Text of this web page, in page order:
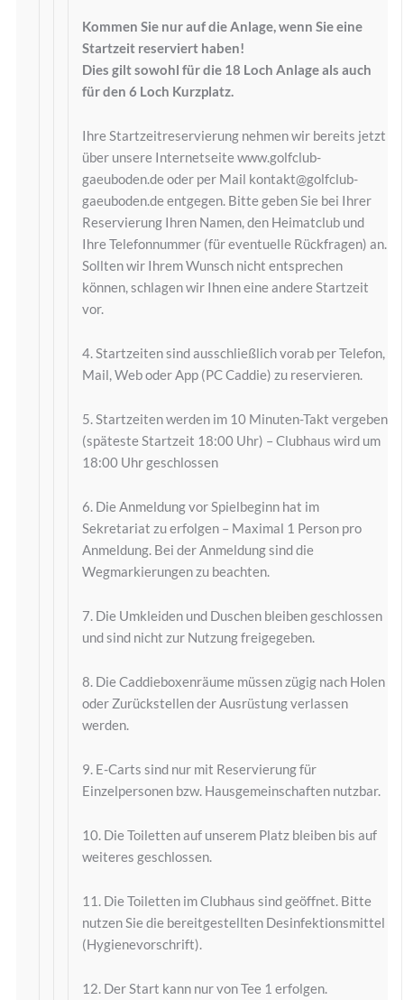
Kommen Sie nur auf die Anlage, wenn Sie eine
Startzeit reserviert haben!
Dies gilt sowohl für die 18 Loch Anlage als auch
für den 6 Loch Kurzplatz.
Ihre Startzeitreservierung nehmen wir bereits jetzt
über unsere Internetseite www.golfclub-
gaeuboden.de oder per Mail kontakt@golfclub-
gaeuboden.de entgegen. Bitte geben Sie bei Ihrer
Reservierung Ihren Namen, den Heimatclub und
Ihre Telefonnummer (für eventuelle Rückfragen) an.
Sollten wir Ihrem Wunsch nicht entsprechen
können, schlagen wir Ihnen eine andere Startzeit
vor.
4. Startzeiten sind ausschließlich vorab per Telefon,
Mail, Web oder App (PC Caddie) zu reservieren.
5. Startzeiten werden im 10 Minuten-Takt vergeben
(späteste Startzeit 18:00 Uhr) – Clubhaus wird um
18:00 Uhr geschlossen
6. Die Anmeldung vor Spielbeginn hat im
Sekretariat zu erfolgen – Maximal 1 Person pro
Anmeldung. Bei der Anmeldung sind die
Wegmarkierungen zu beachten.
7. Die Umkleiden und Duschen bleiben geschlossen
und sind nicht zur Nutzung freigegeben.
8. Die Caddieboxenräume müssen zügig nach Holen
oder Zurückstellen der Ausrüstung verlassen
werden.
9. E-Carts sind nur mit Reservierung für
Einzelpersonen bzw. Hausgemeinschaften nutzbar.
10. Die Toiletten auf unserem Platz bleiben bis auf
weiteres geschlossen.
11. Die Toiletten im Clubhaus sind geöffnet. Bitte
nutzen Sie die bereitgestellten Desinfektionsmittel
(Hygienevorschrift).
12. Der Start kann nur von Tee 1 erfolgen.